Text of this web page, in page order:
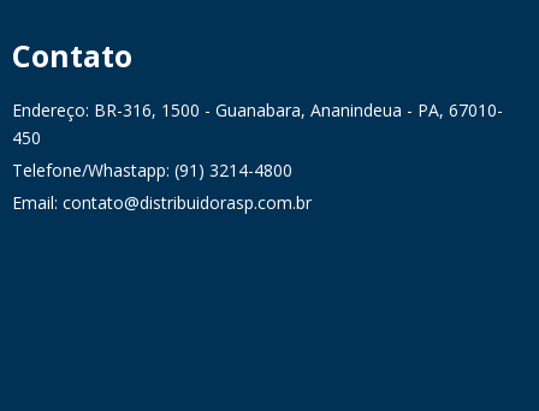
Contato
Endereço: BR-316, 1500 - Guanabara, Ananindeua - PA, 67010-
450
Telefone/Whastapp: (91) 3214-4800
Email: contato@distribuidorasp.com.br